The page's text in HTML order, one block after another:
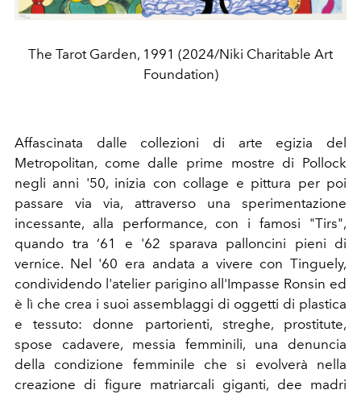
The Tarot Garden, 1991 (2024/Niki Charitable Art
Foundation)
Affascinata dalle collezioni di arte egizia del
Metropolitan, come dalle prime mostre di Pollock
negli anni '50, inizia con collage e pittura per poi
passare via via, attraverso una sperimentazione
incessante, alla performance, con i famosi "Tirs",
quando tra ‘61 e '62 sparava palloncini pieni di
vernice. Nel '60 era andata a vivere con Tinguely,
condividendo l'atelier parigino all'Impasse Ronsin ed
è lì che crea i suoi assemblaggi di oggetti di plastica
e tessuto: donne partorienti, streghe, prostitute,
spose cadavere, messia femminili, una denuncia
della condizione femminile che si evolverà nella
creazione di figure matriarcali giganti, dee madri